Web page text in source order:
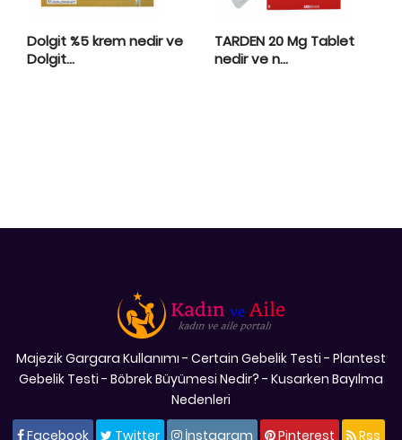
Dolgit %5 krem nedir ve
Dolgit...
TARDEN 20 Mg Tablet
nedir ve n...
Majezik Gargara Kullanımı - Certain Gebelik Testi - Plantest
Gebelik Testi - Böbrek Büyümesi Nedir? - Kusarken Bayılma
Nedenleri
Facebook
Twitter İnstagram Pinterest Rss